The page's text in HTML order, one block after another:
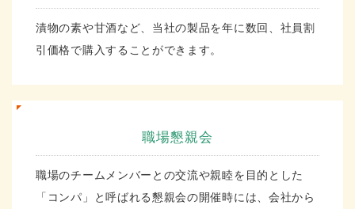
漬物の素や甘酒など、当社の製品を年に数回、社員割
引価格で購入することができます。
職場懇親会
職場のチームメンバーとの交流や親睦を目的とした
「コンパ」と呼ばれる懇親会の開催時には、会社から